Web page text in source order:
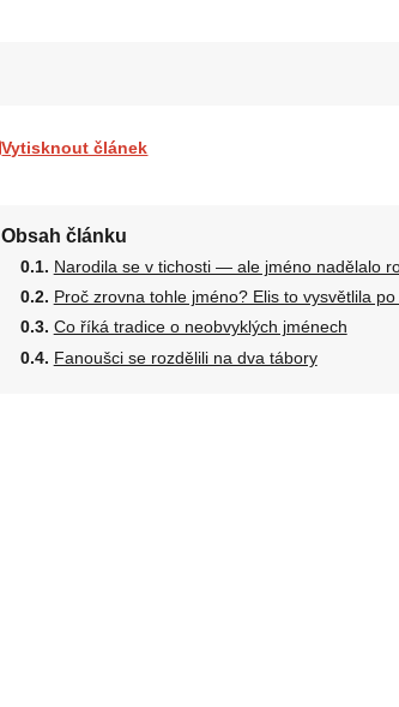
Vytisknout článek
Obsah článku
Narodila se v tichosti — ale jméno nadělalo
Proč zrovna tohle jméno? Elis to vysvětlila po
Co říká tradice o neobvyklých jménech
Fanoušci se rozdělili na dva tábory